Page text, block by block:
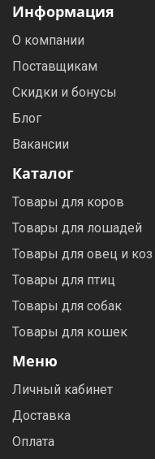
Информация
О компании
Поставщикам
Скидки и бонусы
Блог
Вакансии
Каталог
Товары для коров
Товары для лошадей
Товары для овец и коз
Товары для птиц
Товары для собак
Товары для кошек
Меню
Личный кабинет
Доставка
Оплата